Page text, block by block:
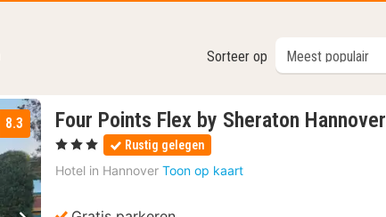
Sorteer op
8.3 Four Points Flex by Sheraton Hannover
, 3 Sterren Rustig gelegen
Hotel in Hannover Toon op kaart